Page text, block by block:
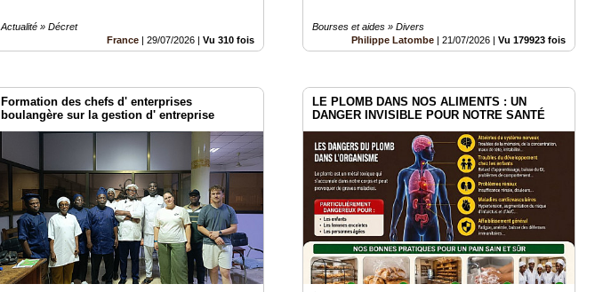
Actualité » Décret
France |29/07/2026 |Vu 310 fois
Bourses et aides » Divers
Philippe Latombe |21/07/2026 |Vu 179923 fois
Formation des chefs d' enterprises
boulangère sur la gestion d' entreprise
LE PLOMB DANS NOS ALIMENTS : UN
DANGER INVISIBLE POUR NOTRE SANTÉ